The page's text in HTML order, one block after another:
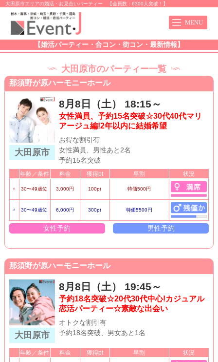
大田原市エリアの婚活・お見合いパーティー 【会員数：6300人突破！】
【婚活パーティー・合コン・街コン・最新情報】
大田原市のパーティー一覧
那須野が原ハーモニーホール
大田原市
8月8日（土） 18:15～
女性満員、予約15名突破☆30代40代マリ
アージュ編!2年以内に結婚希望
お得な割引有
女性満員、男性あと2名
予約15名突破
年齢／条件 料金 獲得pt 早割 状況
♀ 30〜49歳位 3,000円 100pt 特価500円
♂ 30〜49歳位 6,000円 300pt 特価5500円
女性予約 男性予約
那須野が原ハーモニーホール
大田原市
8月8日（土） 19:45～
予約18名突破☆20代30代中心!カジュアル
恋活パーティー☆素敵な出会い
オトクな割引有
予約18名突破、男女あと1名
年齢／条件 料金 獲得pt 早割 状況